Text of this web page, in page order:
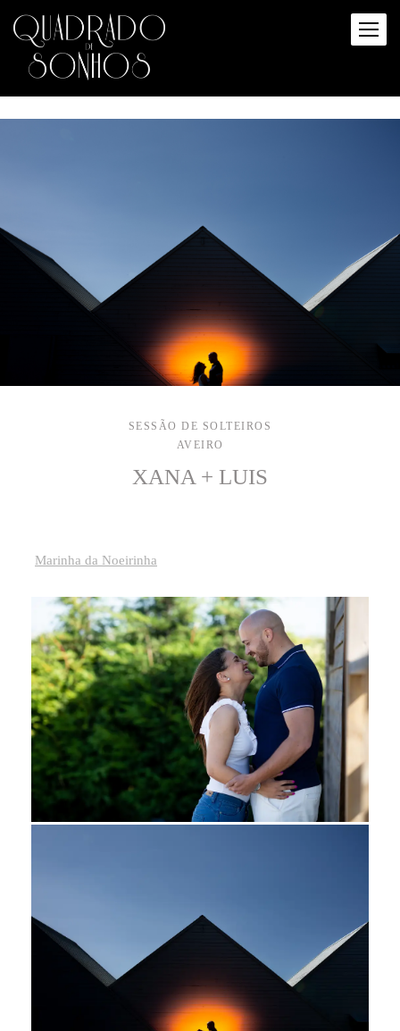
SESSÃO DE SOLTEIROS
AVEIRO
XANA + LUIS
Marinha da Noeirinha